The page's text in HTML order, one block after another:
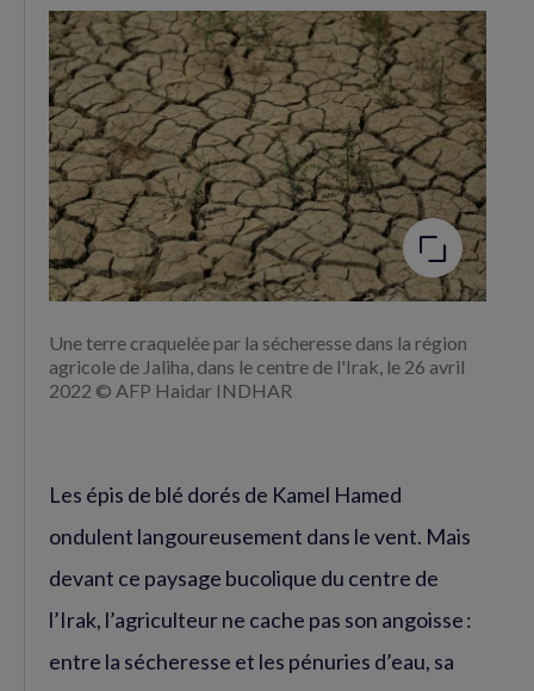
Facebook
(nouvelle
fenêtre)
Twitter
(nouvelle
fenêtre)
Agrandir
l'image
Une terre craquelée par la sécheresse dans la région
agricole de Jaliha, dans le centre de l'Irak, le 26 avril
2022 © AFP Haidar INDHAR
Les épis de blé dorés de Kamel Hamed
ondulent langoureusement dans le vent. Mais
devant ce paysage bucolique du centre de
l’Irak, l’agriculteur ne cache pas son angoisse :
entre la sécheresse et les pénuries d’eau, sa